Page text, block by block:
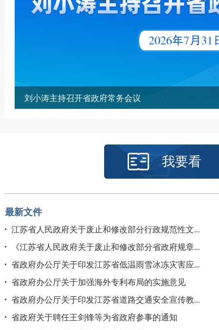
我省针对6市启动防汛三级应急响应
我要看
最新文件
江苏省人民政府关于废止和修改部分行政规范性文...
《江苏省人民政府关于废止和修改部分省政府规章...
省政府办公厅关于印发江苏省低温雨雪冰冻灾害应...
省政府办公厅关于加强海外专利布局的实施意见
省政府办公厅关于印发江苏省道路交通安全宣传教...
省政府关于聘任王剑锋等为省政府参事的通知